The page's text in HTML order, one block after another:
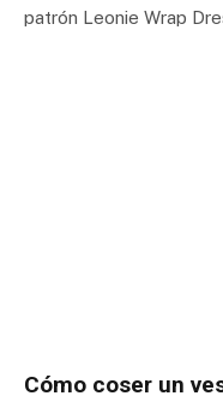
patrón Leonie Wrap
Cómo coser un